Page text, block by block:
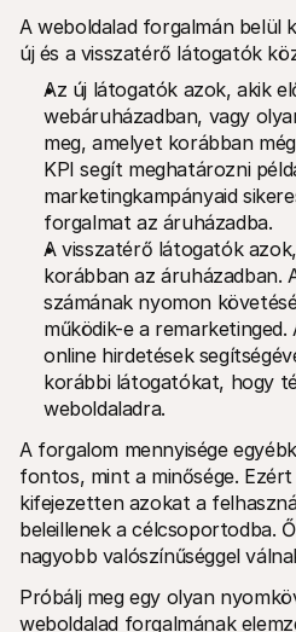
A weboldalad forgalmán belül
új és a visszatérő látogatók
Az új látogatók azok, akik
webáruházadban, vagy
meg, amelyet korábban
KPI segít meghatározni
marketingkampányaid
forgalmat az áruházadba.
A visszatérő látogatók
korábban az áruházadban.
számának nyomon
működik-e a
online hirdetések
korábbi látogatókat, hogy
weboldaladra.
A forgalom mennyisége
fontos, mint a minősége.
kifejezetten azokat a
beleillenek a célcsoportodba.
nagyobb valószínűséggel
Próbálj meg egy olyan
weboldalad forgalmának